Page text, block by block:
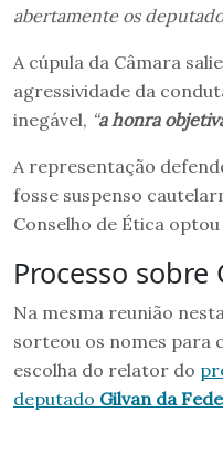
abertamente os
A cúpula da Câmara
agressividade da
inegável, “a honra
A representação
fosse suspenso
Conselho de Ética
Processo sobre
Na mesma reunião
sorteou os nomes para
escolha do relator do
deputado Gilvan da